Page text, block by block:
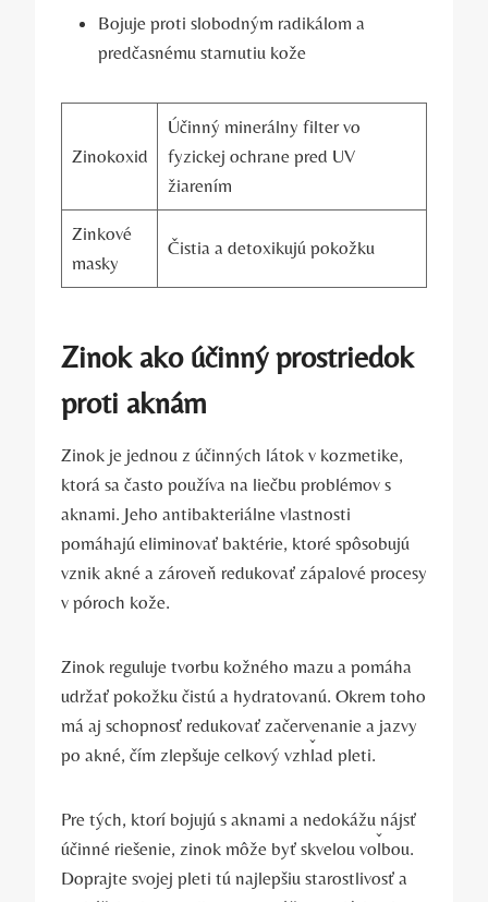
Bojuje proti slobodným radikálom a
predčasnému starnutiu kože
Zinokoxid
Účinný minerálny filter vo
fyzickej ochrane pred UV
žiarením
Zinkové
masky
Čistia a detoxikujú pokožku
Zinok ako účinný prostriedok
proti aknám
Zinok je jednou z účinných látok v kozmetike,
ktorá sa často používa na liečbu problémov s
aknami. Jeho antibakteriálne vlastnosti
pomáhajú eliminovať baktérie, ktoré spôsobujú
vznik akné a zároveň redukovať zápalové procesy
v póroch kože.
Zinok reguluje tvorbu kožného mazu a pomáha
udržať pokožku čistú a hydratovanú. Okrem toho
má aj schopnosť redukovať začervenanie a jazvy
po akné, čím zlepšuje celkový vzhľad pleti.
Pre tých, ktorí bojujú s aknami a nedokážu nájsť
účinné riešenie, zinok môže byť skvelou voľbou.
Doprajte svojej pleti tú najlepšiu starostlivosť a